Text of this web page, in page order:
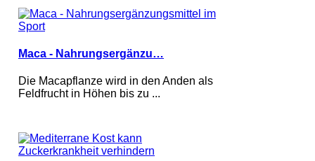
Maca - Nahrungsergänzu…
Die Macapflanze wird in den Anden als
Feldfrucht in Höhen bis zu ...